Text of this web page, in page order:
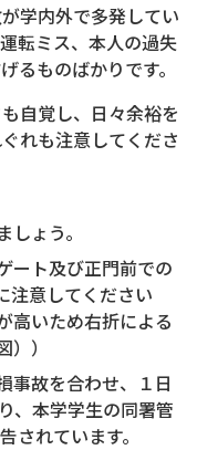
学内外で多発してい
転ミス、本人の過失
るものばかりです。
自覚し、日々余裕を
れも注意してくださ
ょう。
ート及び正門前での
注意してください
高いため右折による
）
事故を合わせ、１日
、本学学生の同署管
されています。